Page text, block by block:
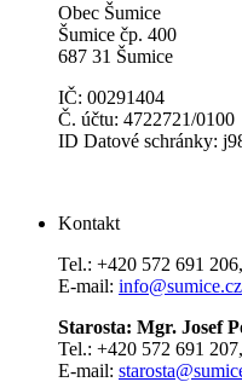
Obec Šumice
Šumice čp. 400
687 31 Šumice
IČ: 00291404
Č. účtu: 4722721/0100
ID Datové schránky:
Kontakt
Tel.: +420 572 691
E-mail: info@sumice.cz
Starosta: Mgr. Josef
Tel.: +420 572 691
E-mail: